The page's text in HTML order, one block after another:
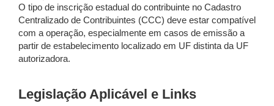
O tipo de inscrição estadual do contribuinte no Cadastro
Centralizado de Contribuintes (CCC) deve estar compatível
com a operação, especialmente em casos de emissão a
partir de estabelecimento localizado em UF distinta da UF
autorizadora.
Legislação Aplicável e Links